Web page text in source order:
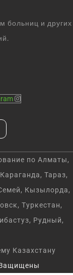
больниц и других
по Алматы,
Тараз,
Кызылорда,
Туркестан,
Рудный,
Казахстану